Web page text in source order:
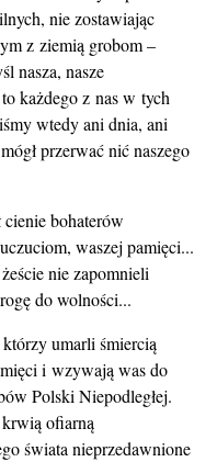
nie zostawiając
z ziemią grobom –
nasza, nasze
każdego z nas w tych
wtedy ani dnia, ani
przerwać nić naszego
bohaterów
waszej pamięci...
nie zapomnieli
do wolności...
umarli śmiercią
i wzywają was do
Polski Niepodległej.
ofiarną
świata nieprzedawnione